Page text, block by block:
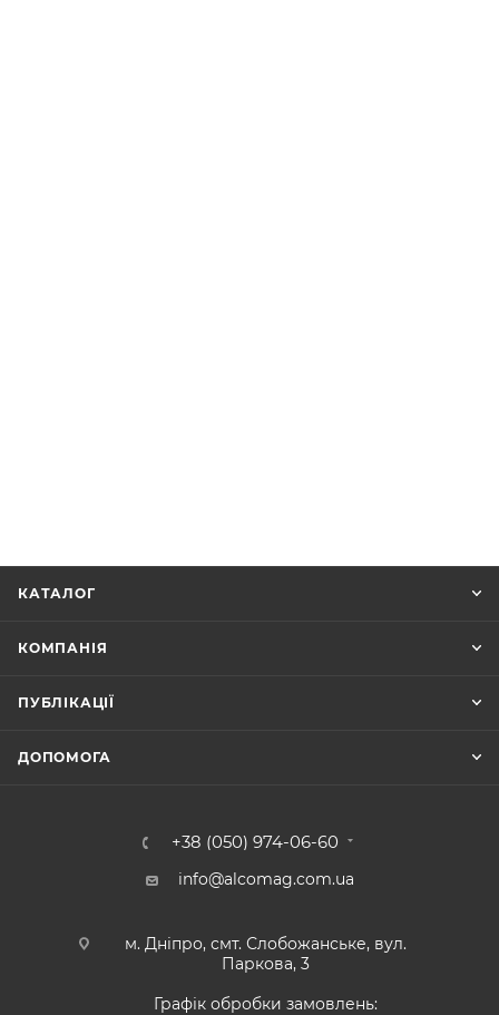
КАТАЛОГ
КОМПАНІЯ
ПУБЛІКАЦІЇ
ДОПОМОГА
+38 (050) 974-06-60
info@alcomag.com.ua
м. Дніпро, смт. Слобожанське, вул.
Паркова, 3
Графік обробки замовлень: